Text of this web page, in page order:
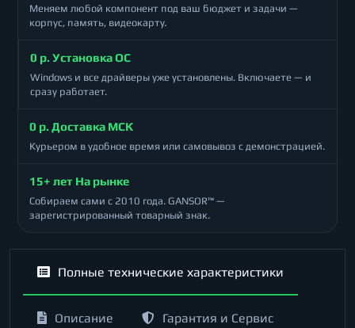
Меняем любой компонент под ваш бюджет и задачи —
корпус, память, видеокарту.
0 р. Установка ОС
Windows и все драйверы уже установлены. Включаете — и
сразу работает.
0 р. Доставка МСК
Курьером в удобное время или самовывоз с демонстрацией.
15+ лет На рынке
Собираем сами с 2010 года. GANSOR™ —
зарегистрированный товарный знак.
Полные технические характеристики
Описание Гарантия и Сервис